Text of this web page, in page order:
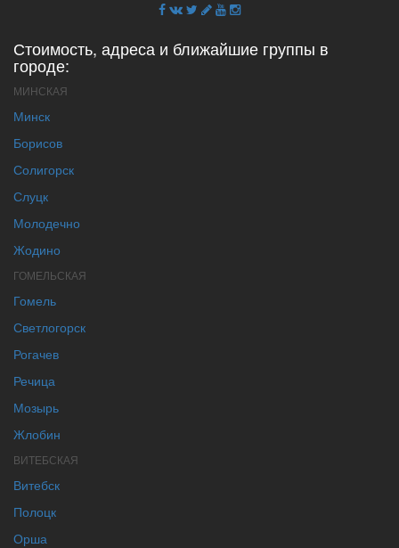
Стоимость, адреса и ближайшие группы в
городе:
МИНСКАЯ
Минск
Борисов
Солигорск
Слуцк
Молодечно
Жодино
ГОМЕЛЬСКАЯ
Гомель
Светлогорск
Рогачев
Речица
Мозырь
Жлобин
ВИТЕБСКАЯ
Витебск
Полоцк
Орша